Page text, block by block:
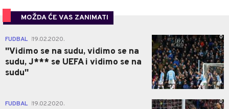
MOŽDA ĆE VAS ZANIMATI
FUDBAL 19.02.2020.
''Vidimo se na sudu, vidimo se na
sudu, J*** se UEFA i vidimo se na
sudu''
0
FUDBAL 19.02.2020. 0